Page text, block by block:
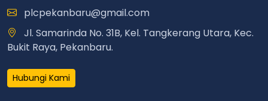
plcpekanbaru@gmail.com
Jl. Samarinda No. 31B, Kel. Tangkerang Utara, Kec.
Bukit Raya, Pekanbaru.
Hubungi Kami